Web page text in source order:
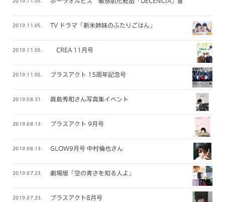
2019.11.05. TV ドラマ「新米姉妹のふたりごはん」
2019.11.05. CREA 11月号
2019.11.05. プラスアクト 15周年記念号
2019.08.31. 眞島秀和さん写真集イベント
2019.08.13. プラスアクト 9月号
2019.08.13. GLOW9月号 中村倫也さん
2019.07.23. 劇場版「空の青さを知る人よ」
2019.07.23. プラスアクト8月号